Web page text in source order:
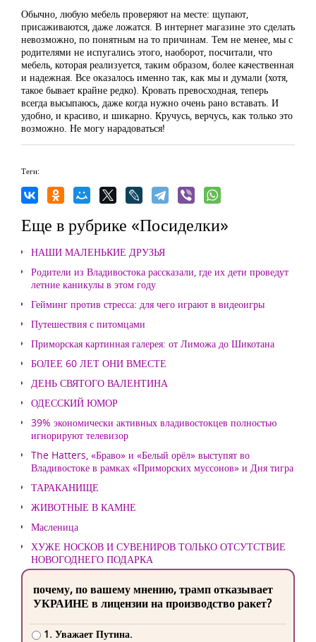
Обычно, любую мебель проверяют на месте: щупают,
присаживаются, даже ложатся. В интернет магазине это сделать
невозможно, по понятным на то причинам. Тем не менее, мы с
родителями не испугались этого, наоборот, посчитали, что
мебель, которая реализуется, таким образом, более качественная
и надежная. Все оказалось именно так, как мы и думали (хотя,
такое бывает крайне редко). Кровать превосходная, теперь
всегда высыпаюсь, даже когда нужно очень рано вставать. И
удобно, и красиво, и шикарно. Кручусь, верчусь, как только это
возможно. Не могу нарадоваться!
Теги:
Еще в рубрике «Посиделки»
НАШИ МАЛЕНЬКИЕ ДРУЗЬЯ
Родители из Владивостока рассказали, где их дети проведут
летние каникулы в этом году
Гейминг против стресса: для чего играют в видеоигры
Путешествия с питомцами
Приморская картинная галерея: от Лиможа до Шикотана
БОЛЕЕ 60 ЛЕТ ОНИ ВМЕСТЕ
ДЕНЬ СВЯТОГО ВАЛЕНТИНА
ОДЕССКИЙ ЮМОР
39% экономически активных владивостокцев полностью
игнорируют телевизор
The Hatters, «Браво» и «Белый орёл» выступят во
Владивостоке в рамках «Приморских муссонов» и Дня тигра
ТАРАКАНИЩЕ
ЖИВОТНЫЕ В КАМНЕ
Масленица
ХУЖЕ НОСКОВ И СУВЕНИРОВ ТОЛЬКО ОТСУТСТВИЕ
НОВОГОДНЕГО ПОДАРКА
почему, по вашему мнению, трамп отказывает
УКРАИНЕ в лицензии на производство ракет?
1. Уважает Путина.